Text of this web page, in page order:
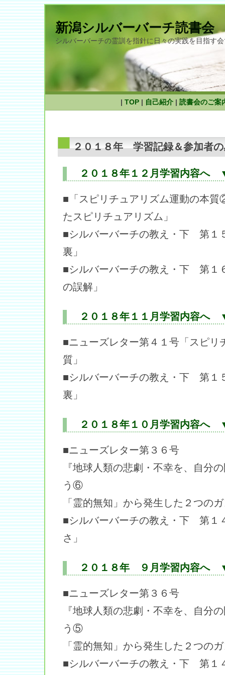
新潟シルバーバーチ読書会
シルバーバーチの霊訓を指針に日々の実践を目指す
| TOP | 自己紹介 | 読書会のご案
２０１８年 学習記録＆参加者
２０１８年１２月学習内容へ
■「スピリチュアリズム運動の本
たスピリチュアリズム」
■シルバーバーチの教え・下 第１
裏」
■シルバーバーチの教え・下 第１
の誤解」
２０１８年１１月学習内容へ
■ニューズレター第４１号「スピリ
質」
■シルバーバーチの教え・下 第１
裏」
２０１８年１０月学習内容へ
■ニューズレター第３６号
『地球人類の悲劇・不幸を、自分
う⑥
「霊的無知」から発生した２つの
■シルバーバーチの教え・下 第１
さ」
２０１８年 ９月学習内容へ
■ニューズレター第３６号
『地球人類の悲劇・不幸を、自分
う⑤
「霊的無知」から発生した２つの
■シルバーバーチの教え・下 第１